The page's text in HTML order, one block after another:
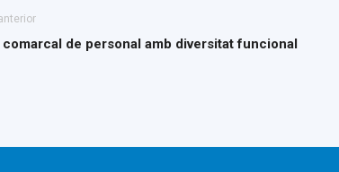
comarcal de personal amb diversitat funcional